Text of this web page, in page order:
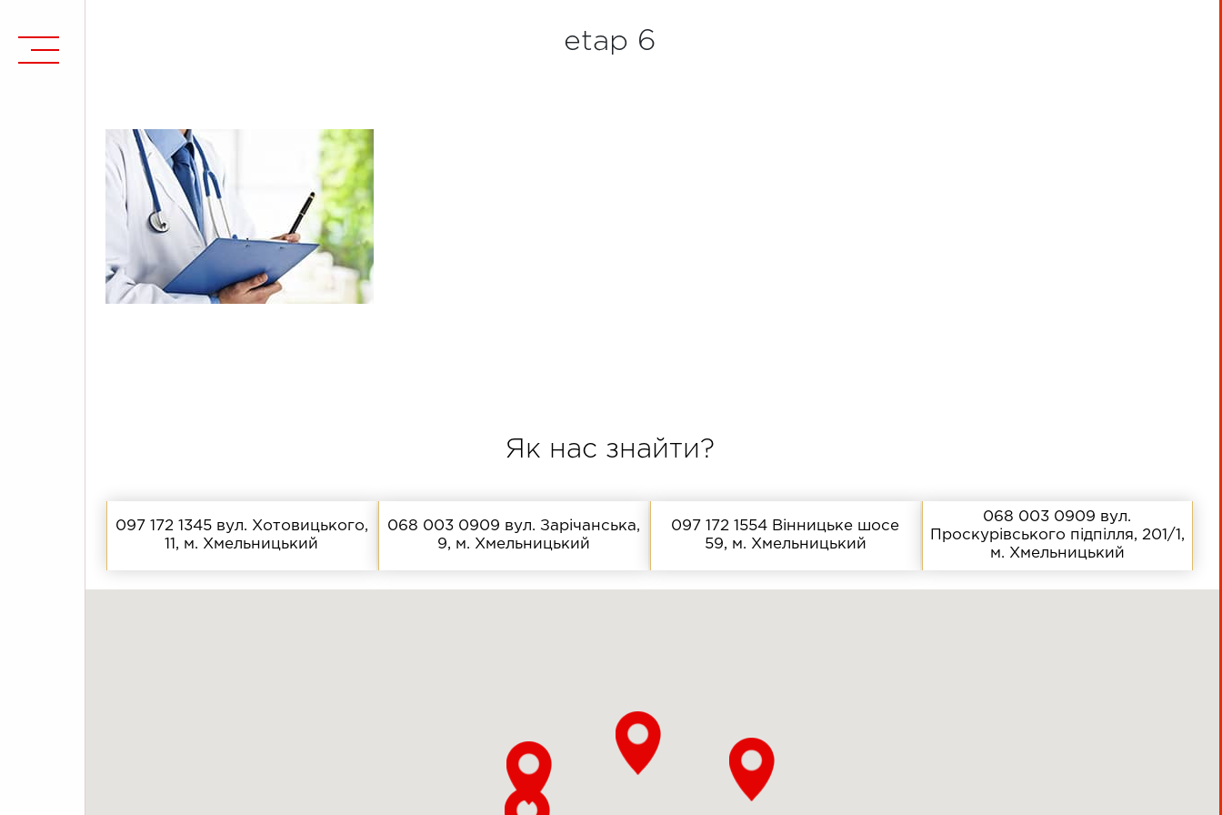
etap 6
Як нас знайти?
097 172 1345вул. Хотовицького,
11, м. Хмельницький
068 003 0909 вул. Зарічанська,
9, м. Хмельницький
097 172 1554 Вінницьке шосе
59, м. Хмельницький
068 003 0909 вул.
Проскурівського підпілля, 201/1,
м. Хмельницький